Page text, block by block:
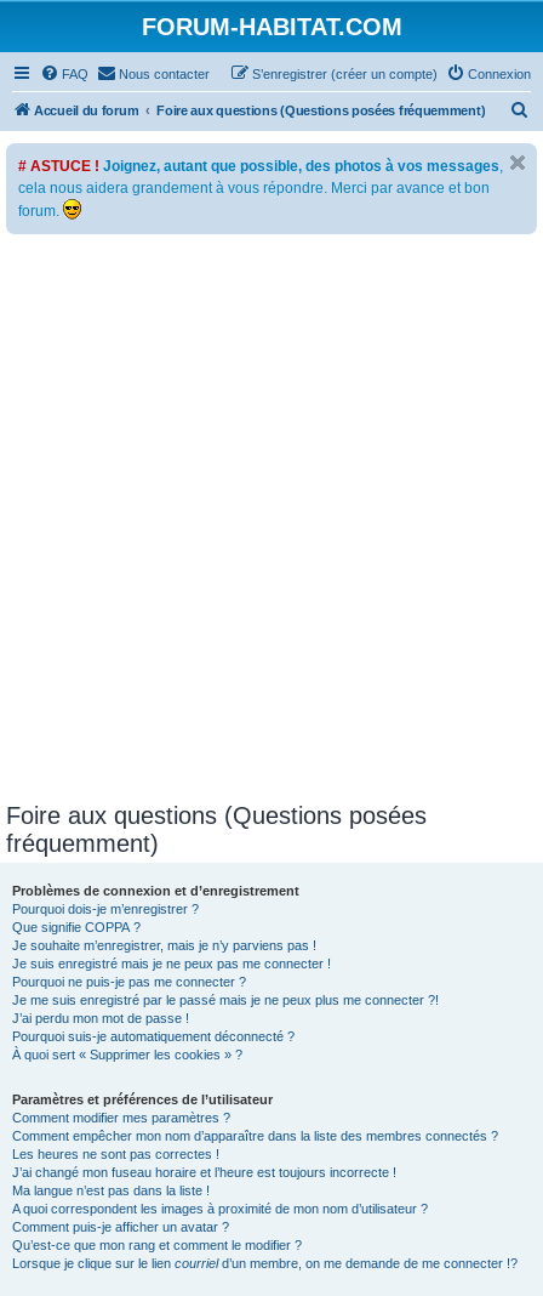
FORUM-HABITAT.COM
FAQ Nous contacter Connexion
S’enregistrer (créer un compte)
Accueil du forum Foire aux questions (Questions posées fréquemment)
e
# ASTUCE ! Joignez, autant que possible, des photos à vos messages,
cela nous aidera grandement à vous répondre. Merci par avance et bon
forum.
Foire aux questions (Questions posées
fréquemment)
Problèmes de connexion et d’enregistrement
Pourquoi dois-je m’enregistrer ?
Que signifie COPPA ?
Je souhaite m’enregistrer, mais je n’y parviens pas !
Je suis enregistré mais je ne peux pas me connecter !
Pourquoi ne puis-je pas me connecter ?
Je me suis enregistré par le passé mais je ne peux plus me connecter ?!
J’ai perdu mon mot de passe !
Pourquoi suis-je automatiquement déconnecté ?
À quoi sert « Supprimer les cookies » ?
Paramètres et préférences de l’utilisateur
Comment modifier mes paramètres ?
Comment empêcher mon nom d’apparaître dans la liste des membres connectés ?
Les heures ne sont pas correctes !
J’ai changé mon fuseau horaire et l’heure est toujours incorrecte !
Ma langue n’est pas dans la liste !
A quoi correspondent les images à proximité de mon nom d’utilisateur ?
Comment puis-je afficher un avatar ?
Qu’est-ce que mon rang et comment le modifier ?
Lorsque je clique sur le lien courrield’un membre, on me demande de me connecter !?